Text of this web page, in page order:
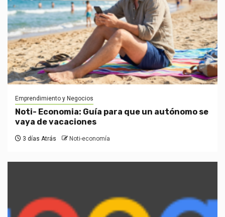
Emprendimiento y Negocios
Noti- Economia: Guía para que un autónomo se
vaya de vacaciones
3 días Atrás Noti-economía